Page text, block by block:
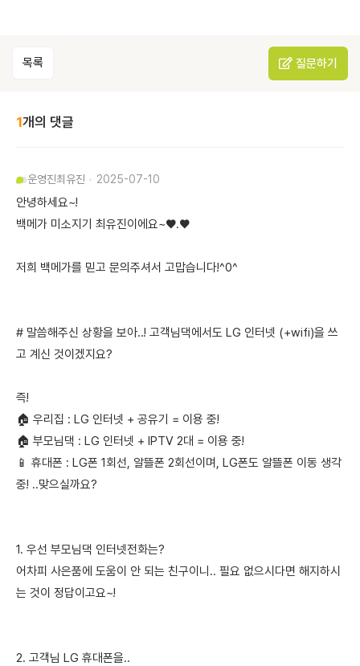
목록 질문하기
1개의 댓글
운영진최유진 2025-07-10
안녕하세요~!
백메가 미소지기 최유진이에요~♥.♥
저희 백메가를 믿고 문의주셔서 고맙습니다!^0^
# 말씀해주신 상황을 보아..! 고객님댁에서도 LG 인터넷 (+wifi)을 쓰
고 계신 것이겠지요?
즉!
🏠 우리집 : LG 인터넷 + 공유기 = 이용 중!
🏠 부모님댁 : LG 인터넷 + IPTV 2대 = 이용 중!
📱 휴대폰 : LG폰 1회선, 알뜰폰 2회선이며, LG폰도 알뜰폰 이동 생각
중! ..맞으실까요?
1. 우선 부모님댁 인터넷전화는?
어차피 사은품에 도움이 안 되는 친구이니.. 필요 없으시다면 해지하시
는 것이 정답이고요~!
2. 고객님 LG 휴대폰을..